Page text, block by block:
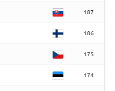
187
186
175
174